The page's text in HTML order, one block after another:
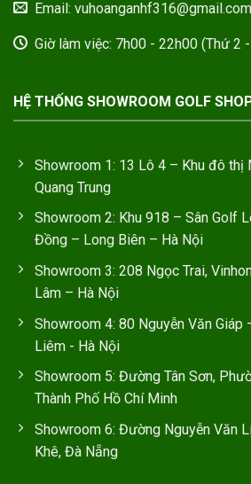
Email: vuhoanganhf316@gmail.com
Giờ làm việc: 7h00 - 22h00 (Thứ 2
HỆ THỐNG SHOWROOM GOLF
Showroom 1: 13 Lô 4 – Khu đô thị
Quang Trung
Showroom 2: Khu 918 – Sân Golf
Đồng – Long Biên – Hà Nội
Showroom 3: 208 Ngọc Trai,
Lâm – Hà Nội
Showroom 4: 80 Nguyễn Văn
Liêm - Hà Nội
Showroom 5: Đường Tân Sơn,
Thành Phố Hồ Chí Minh
Showroom 6: Đường Nguyễn Văn
Khê, Đà Nẵng